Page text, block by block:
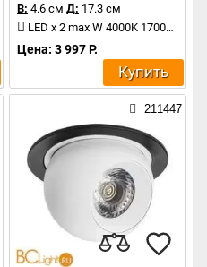
В: 4.6 см Д: 17.3 см
LED x 2 max W 4000K 1700Lm
Цена: 3 997 Р.
Купить
211447